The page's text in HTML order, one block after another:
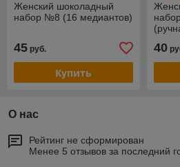
Женский шоколадный
набор №8 (16 медиантов)
45 руб.
Купить
40
О нас
Рейтинг не сформирован
Менее 5 отзывов за последний